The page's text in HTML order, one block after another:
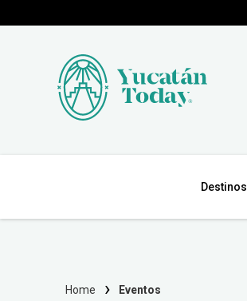
Destinos
Home Eventos